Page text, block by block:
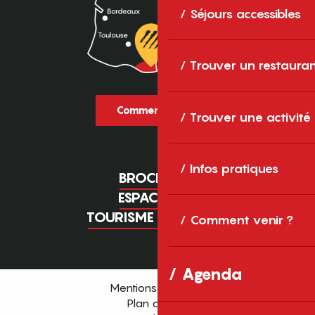
Séjours accessibles
Trouver un
Trouver une activité
Infos pratiques
Comment venir ?
Agenda
Comment venir ?
BROCHURES
ESPACE PRO
TOURISME D'AFFAIRES
Mentions légales
Plan du site